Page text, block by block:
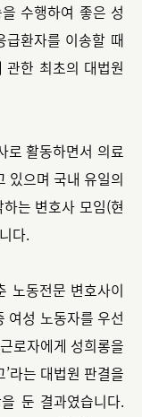
수행하여 좋은 성
급환자를 이송할 때
관한 최초의 대법원
로 활동하면서 의료
있으며 국내 유일의
는 변호사 모임(현
다.
노동전문 변호사이
여성 노동자를 우선
로자에게 성희롱을
라는 대법원 판결을
둔 결과였습니다.